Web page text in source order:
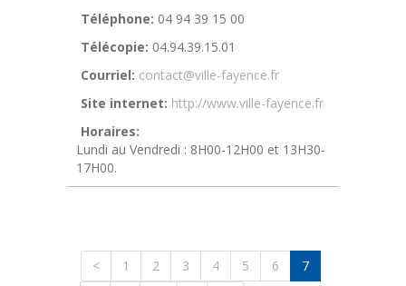
Téléphone: 04 94 39 15 00
Télécopie: 04.94.39.15.01
Courriel: contact@ville-fayence.fr
Site internet: http://www.ville-fayence.fr
Horaires:
Lundi au Vendredi : 8H00-12H00 et 13H30-
17H00.
< 1 2 3 4 5 6
7